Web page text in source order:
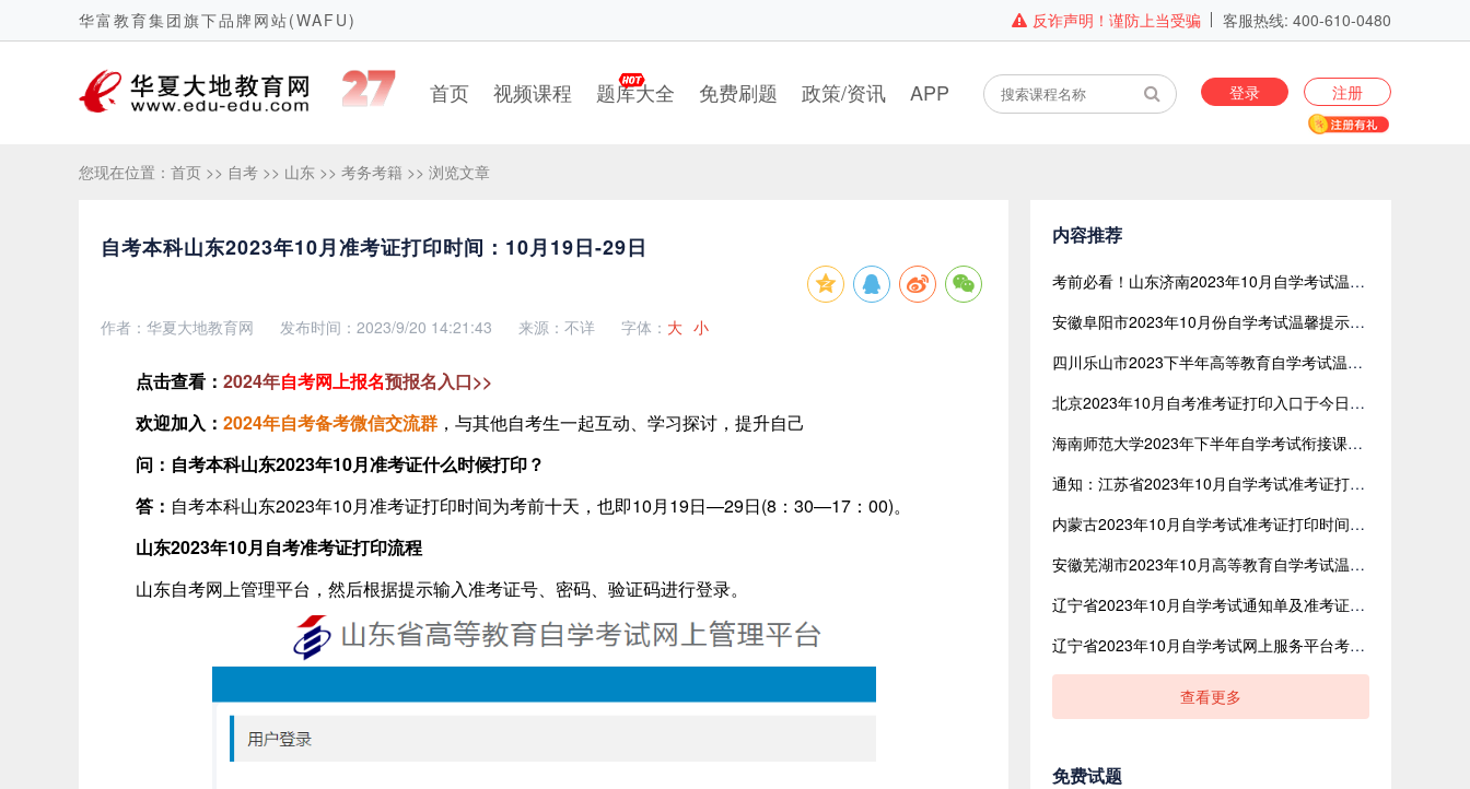
华富教育集团旗下品牌网站(WAFU) 客服热线: 400-610-0480
反诈声明！谨防上当受骗
首页 视频课程 题库大全 免费刷题 政策/资讯 APP 登录 注册
您现在位置： 首页 >> 自考 >> 山东 >> 考务考籍 >> 浏览文章
自考本科山东2023年10月准考证打印时间：10月19日-29日
作者：华夏大地教育网 发布时间：2023/9/20 14:21:43 来源：不详 字体： 大 小
点击查看： 2024年自考网上报名预报名入口>>
欢迎加入： 2024年自考备考微信交流群 ，与其他自考生一起互动、学习探讨，提升自己
问：自考本科山东2023年10月准考证什么时候打印？
答： 自考本科山东2023年10月准考证打印时间为考前十天，也即10月19日—29日(8：30—17：00)。
山东2023年10月自考准考证打印流程
山东自考网上管理平台，然后根据提示输入准考证号、密码、验证码进行登录。
内容推荐
考前必看！山东济南2023年10月自学考试温馨提示
安徽阜阳市2023年10月份自学考试温馨提示！25日打印准考证
四川乐山市2023下半年高等教育自学考试温馨提示
北京2023年10月自考准考证打印入口于今日（10月23日）开通
海南师范大学2023年下半年自学考试衔接课程考试打印准考证通知
通知：江苏省2023年10月自学考试准考证打印入口开通！
内蒙古2023年10月自学考试准考证打印时间：10月23日起
安徽芜湖市2023年10月高等教育自学考试温馨提示
辽宁省2023年10月自学考试通知单及准考证打印温馨提示
​辽宁省2023年10月自学考试网上服务平台考试通知单及准考证打印流程说明
查看更多
免费试题